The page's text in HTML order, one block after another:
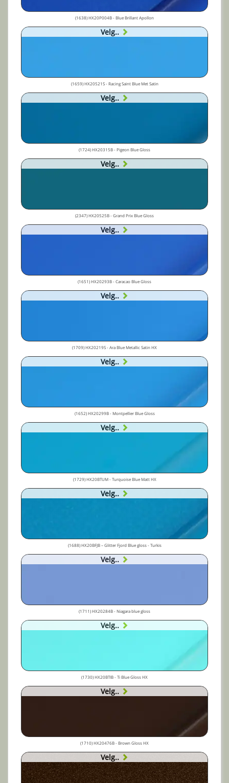
(1638) HX20P004B - Blue Brillant Apollon
Velg..
(1659) HX20521S - Racing Saint Blue Met Satin
Velg..
(1724) HX20315B - Pigeon Blue Gloss
Velg..
(2347) HX20525B - Grand Prix Blue Gloss
Velg..
(1651) HX20293B - Caracao Blue Gloss
Velg..
(1709) HX20219S - Ara Blue Metallic Satin HX
Velg..
(1652) HX20299B - Montpellier Blue Gloss
Velg..
(1729) HX20BTUM - Turquoise Blue Matt HX
Velg..
(1688) HX20BFJB – Glitter Fjord Blue gloss - Turkis
Velg..
(1711) HX20284B - Niagara blue gloss
Velg..
(1730) HX20BTIB - Ti Blue Gloss HX
Velg..
(1710) HX20476B - Brown Gloss HX
Velg..